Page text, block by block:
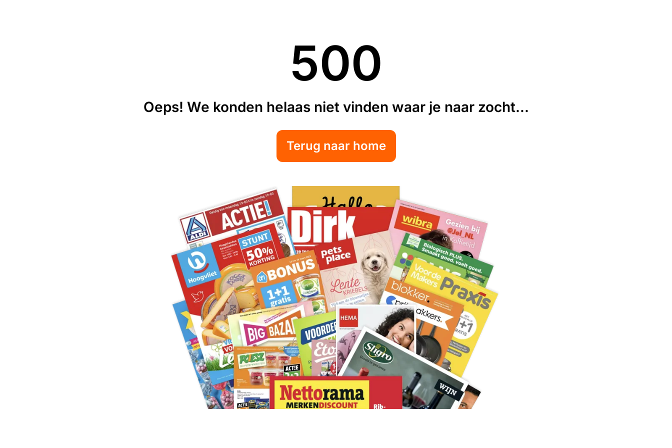
500
Oeps! We konden helaas niet vinden waar je naar zocht...
Terug naar home